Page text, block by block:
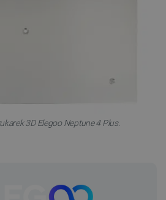
3D Elegoo Neptune 4 Plus.